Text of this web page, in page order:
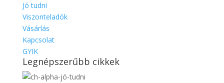
Jó tudni
Viszonteladók
Vásárlás
Kapcsolat
GYIK
Legnépszerűbb cikkek